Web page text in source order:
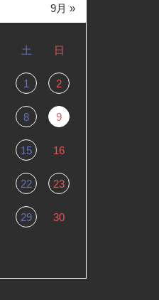
土 日
1 2
8 9
15 16
22 23
29 30
9月 »